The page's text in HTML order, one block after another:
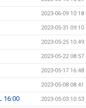
2023-06-09 10:18
2023-05-31 09:10
2023-05-25 10:49
2023-05-22 08:57
2023-05-17 16:48
2023-05-08 08:41
16:00 2023-05-03 10:53